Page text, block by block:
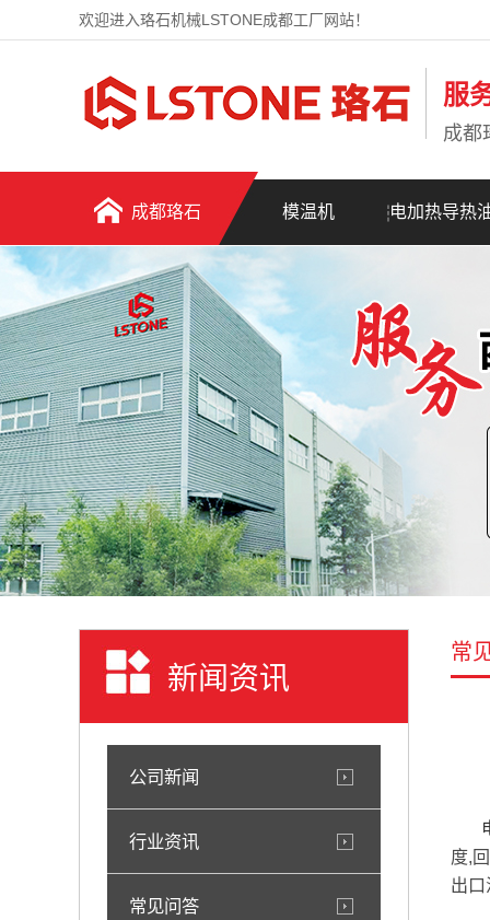
欢迎进入珞石机械LSTONE成都工厂网站！
服
成都
成都珞石 模温机 电加热导热
新闻资讯
公司新闻
行业资讯
常见问答
常
度,
出口